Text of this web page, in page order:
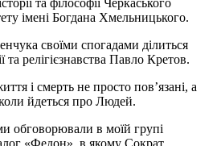
імені Богдана Хмельницького.
своїми спогадами ділиться
та релігієзнавства Павло Кретов.
і смерть не просто пов’язані, а
йдеться про Людей.
обговорювали в моїй групі
«Федон», в якому Сократ